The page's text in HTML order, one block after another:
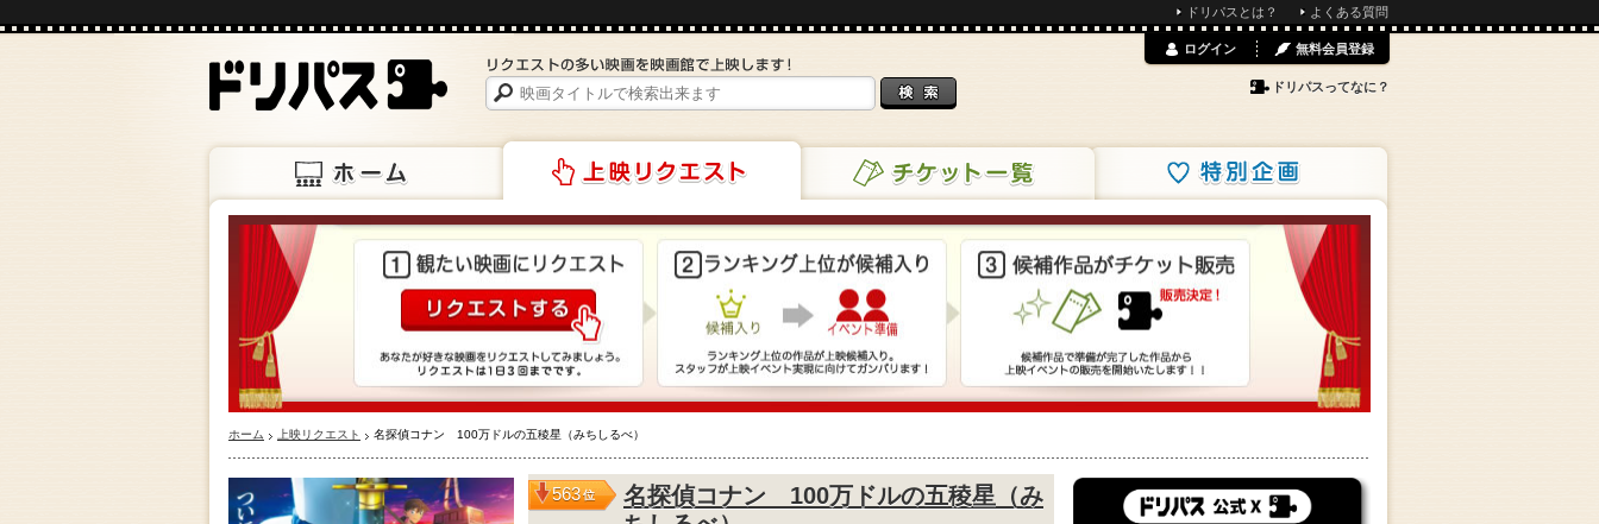
ドリパスとは？ よくある質問
チケット一覧 特別企画
ログイン 無料会員登録
ドリパスってなに？
ホーム 上映リクエスト 名探偵コナン 100万ドルの五稜星（みちしるべ）
563位
名探偵コナン 100万ドルの五稜星（み